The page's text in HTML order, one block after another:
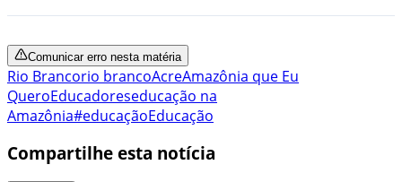
Comunicar erro nesta matéria
Rio Brancorio brancoAcreAmazônia que Eu
QueroEducadoreseducação na
Amazônia#educaçãoEducação
Compartilhe esta notícia